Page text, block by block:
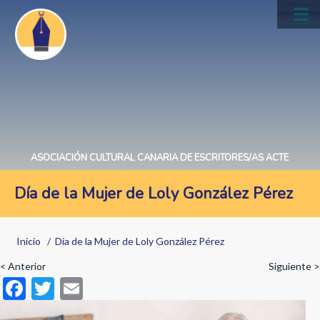
Pasar
contenido
principal
ASOCIACIÓN CULTURAL CANARIA DE ESCRITORES/AS ACTE
Día de la Mujer de Loly González Pérez
Sobrescribir
enlaces
de
ayuda
Inicio Día de la Mujer de Loly González Pérez
< Anterior Siguiente >
F
ac
T
w m